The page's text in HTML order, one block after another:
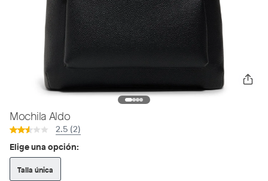
Mochila Aldo
2.5 (2)
Elige una opción:
Talla única